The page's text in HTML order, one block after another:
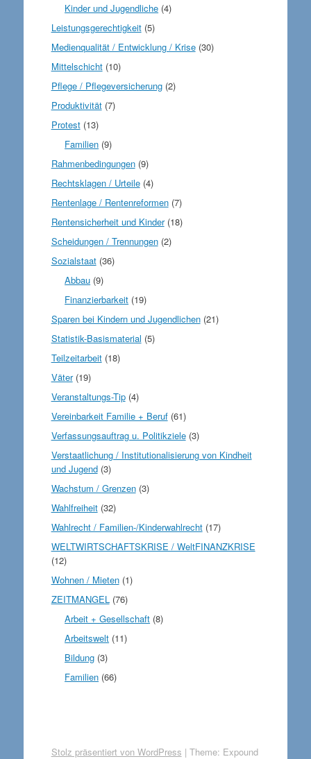
Kinder und Jugendliche (4)
Leistungsgerechtigkeit(5)
Medienqualität / Entwicklung / Krise(30)
Mittelschicht(10)
Pflege / Pflegeversicherung(2)
Produktivität(7)
Protest(13)
Familien (9)
Rahmenbedingungen(9)
Rechtsklagen / Urteile(4)
Rentenlage / Rentenreformen(7)
Rentensicherheit und Kinder(18)
Scheidungen / Trennungen(2)
Sozialstaat(36)
Abbau (9)
Finanzierbarkeit (19)
Sparen bei Kindern und Jugendlichen(21)
Statistik-Basismaterial (5)
Teilzeitarbeit(18)
Väter(19)
Veranstaltungs-Tip(4)
Vereinbarkeit Familie + Beruf(61)
Verfassungsauftrag u. Politikziele(3)
Verstaatlichung / Institutionalisierung von Kindheit
und Jugend(3)
Wachstum / Grenzen(3)
Wahlfreiheit(32)
Wahlrecht / Familien-/Kinderwahlrecht(17)
WELTWIRTSCHAFTSKRISE / WeltFINANZKRISE
(12)
Wohnen / Mieten(1)
ZEITMANGEL(76)
Arbeit + Gesellschaft (8)
Arbeitswelt (11)
Bildung (3)
Familien (66)
Stolz präsentiert von WordPress | Theme: Expound